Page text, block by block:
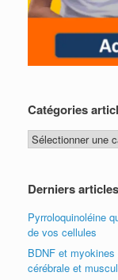
Catégories
Catégories
articles
Derniers articles
Pyrroloquinoléine
de vos cellules
BDNF et
cérébrale et